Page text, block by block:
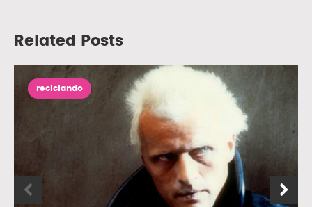
Related Posts
reciclando